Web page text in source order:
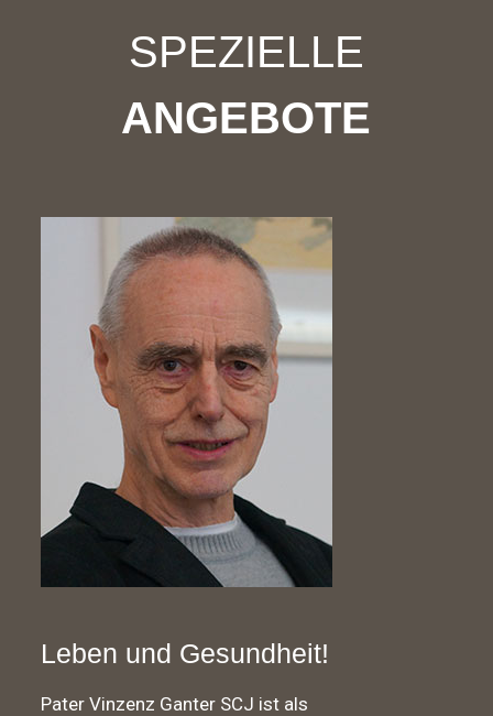
SPEZIELLE
ANGEBOTE
Leben und Gesundheit!
Pater Vinzenz Ganter SCJ ist als